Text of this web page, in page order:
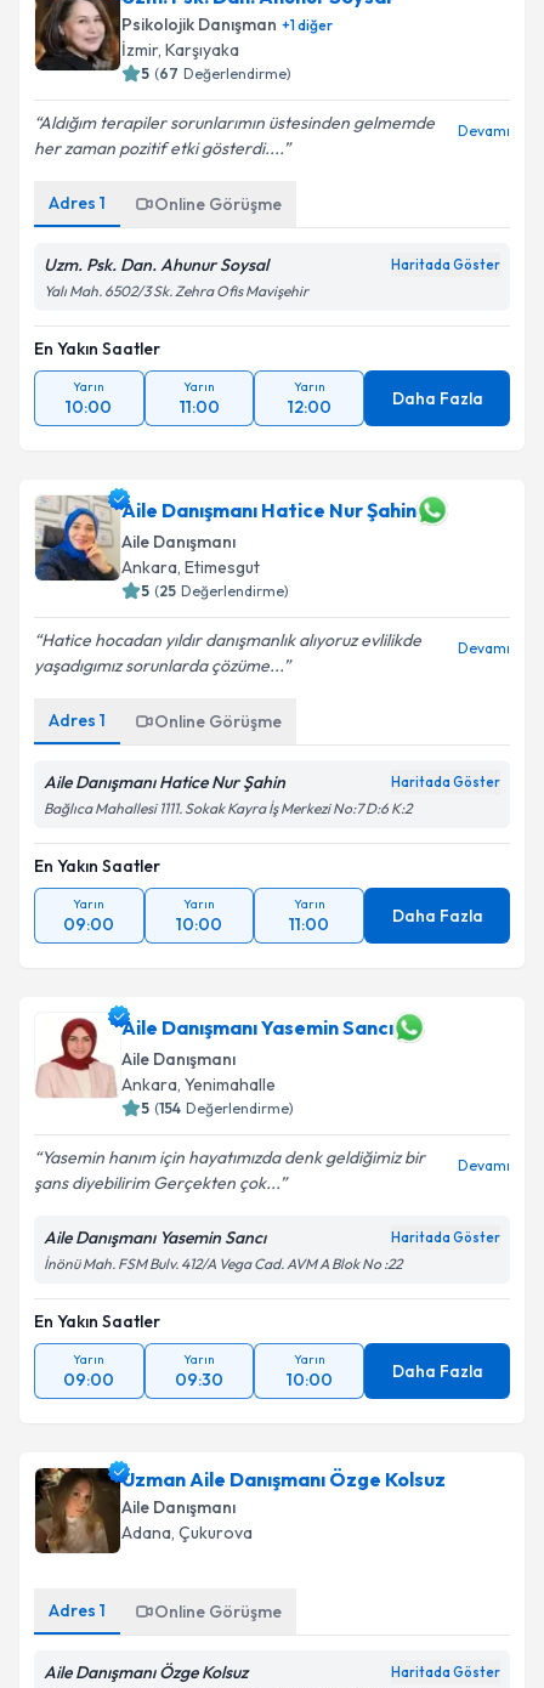
Psikolojik Danışman +1diğer
İzmir, Karşıyaka
5 (67 Değerlendirme)
Aldığım terapiler sorunlarımın üstesinden gelmemde
her zaman pozitif etki gösterdi....
Devamı
Adres 1 Online Görüşme
Uzm. Psk. Dan. Ahunur Soysal Haritada Göster
Yalı Mah. 6502/3 Sk. Zehra Ofis Mavişehir
En Yakın Saatler
Yarın
10:00
Yarın
11:00
Yarın
12:00 Daha Fazla
Aile Danışmanı Hatice Nur Şahin
Aile Danışmanı
Ankara, Etimesgut
5 (25 Değerlendirme)
Hatice hocadan yıldır danışmanlık alıyoruz evlilikde
yaşadıgımız sorunlarda çözüme...
Devamı
Adres 1 Online Görüşme
Aile Danışmanı Hatice Nur Şahin Haritada Göster
Bağlıca Mahallesi 1111. Sokak Kayra İş Merkezi No:7 D:6 K:2
En Yakın Saatler
Yarın
09:00
Yarın
10:00
Yarın
11:00 Daha Fazla
Aile Danışmanı Yasemin Sancı
Aile Danışmanı
Ankara, Yenimahalle
5 (154 Değerlendirme)
Yasemin hanım için hayatımızda denk geldiğimiz bir
şans diyebilirim Gerçekten çok...
Devamı
Aile Danışmanı Yasemin Sancı Haritada Göster
İnönü Mah. FSM Bulv. 412/A Vega Cad. AVM A Blok No :22
En Yakın Saatler
Yarın
09:00
Yarın
09:30
Yarın
10:00 Daha Fazla
Uzman Aile Danışmanı Özge Kolsuz
Aile Danışmanı
Adana, Çukurova
Adres 1 Online Görüşme
Aile Danışmanı Özge Kolsuz Haritada Göster